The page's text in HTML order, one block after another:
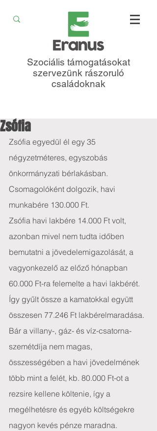
Szociális támogatásokat
szervezünk rászoruló
családoknak
Zsófia
Zsófia egyedül él egy 35
négyzetméteres, egyszobás
önkormányzati bérlakásban.
Csomagolóként dolgozik, havi
munkabére 130.000 Ft.
Zsófia havi lakbére 14.000 Ft volt,
azonban mivel nem tudta időben
bemutatni a jövedelemigazolását, a
vagyonkezelő az előző hónapban
60.000 Ft-ra felemelte a havi lakbérét.
Így gyűlt össze a kamatokkal együtt
összesen 77.246 Ft lakbérelmaradása.
Bár a villany-, gáz- és víz-csatorna-
szemétdíja nem magas,
összességében a havi jövedelmének
több mint a felét, kb. 80.000 Ft-ot a
rezsire kellene költenie, így a
megélhetésre és egyéb költségekre
nagyon kevés pénze maradna.